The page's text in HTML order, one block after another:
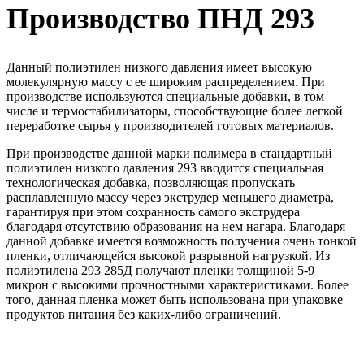
Производство ПНД 293
Данный полиэтилен низкого давления имеет высокую
молекулярную массу с ее широким распределением. При
производстве используются специальные добавки, в том
числе и термостабилизаторы, способствующие более легкой
переработке сырья у производителей готовых материалов.
При производстве данной марки полимера в стандартный
полиэтилен низкого давления 293 вводится специальная
технологическая добавка, позволяющая пропускать
расплавленную массу через экструдер меньшего диаметра,
гарантируя при этом сохранность самого экструдера
благодаря отсутствию образования на нем нагара. Благодаря
данной добавке имеется возможность получения очень тонкой
пленки, отличающейся высокой разрывной нагрузкой. Из
полиэтилена 293 285Д получают пленки толщиной 5-9
микрон с высокими прочностными характеристиками. Более
того, данная пленка может быть использована при упаковке
продуктов питания без каких-либо ограничений.